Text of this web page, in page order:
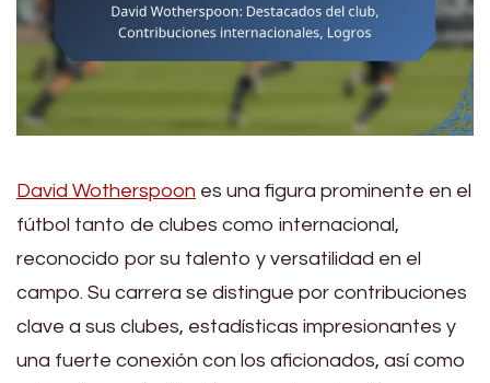
David Wotherspoon es una figura prominente en el
fútbol tanto de clubes como internacional,
reconocido por su talento y versatilidad en el
campo. Su carrera se distingue por contribuciones
clave a sus clubes, estadísticas impresionantes y
una fuerte conexión con los aficionados, así como